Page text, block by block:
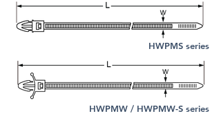
HWPMS series
HWPMW / HWPMW-S series